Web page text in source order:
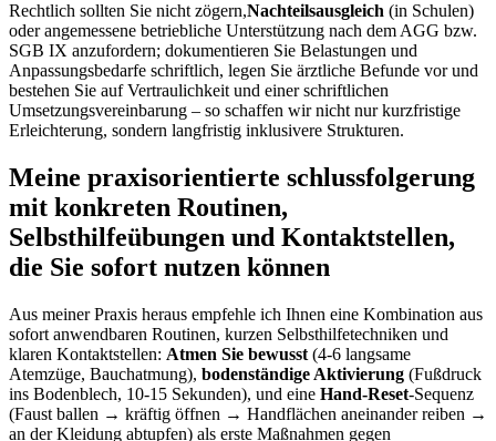
Rechtlich⁢ sollten⁢ Sie⁤ nicht zögern,Nachteilsausgleich (in Schulen)
oder angemessene ⁢betriebliche Unterstützung nach dem AGG ​bzw.
SGB IX anzufordern; dokumentieren Sie⁣ Belastungen und
Anpassungsbedarfe schriftlich, legen ⁢Sie ärztliche Befunde vor und​
bestehen Sie auf Vertraulichkeit und einer schriftlichen
Umsetzungsvereinbarung – so ‍schaffen⁤ wir ​nicht nur kurzfristige
Erleichterung, sondern ‍langfristig inklusivere ​Strukturen.
Meine praxisorientierte ⁢schlussfolgerung
mit⁣ konkreten Routinen,
Selbsthilfeübungen und Kontaktstellen,
die Sie ‌sofort nutzen können
Aus meiner Praxis heraus empfehle ich Ihnen eine Kombination ​aus
sofort anwendbaren Routinen, kurzen Selbsthilfetechniken und
klaren ‍Kontaktstellen: Atmen Sie bewusst (4-6 ​langsame
Atemzüge, Bauchatmung), bodenständige Aktivierung (Fußdruck
ins⁢ Bodenblech, 10-15 Sekunden), und⁢ eine Hand-Reset-Sequenz
(Faust ballen → kräftig öffnen → Handflächen aneinander reiben ⁢→
an der ‌Kleidung abtupfen) als erste Maßnahmen gegen